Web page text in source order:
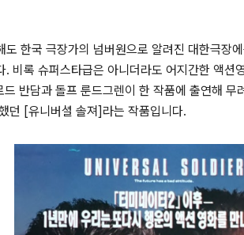
도 한국 극장가의 넘버원으로 알려진 대한극장
. 비록 슈퍼스타급은 아니더라도 어지간한 액션
드 반담과 돌프 룬드그렌이 한 작품에 출연해 무
던 [유니버셜 솔져] 라는 작품입니다.